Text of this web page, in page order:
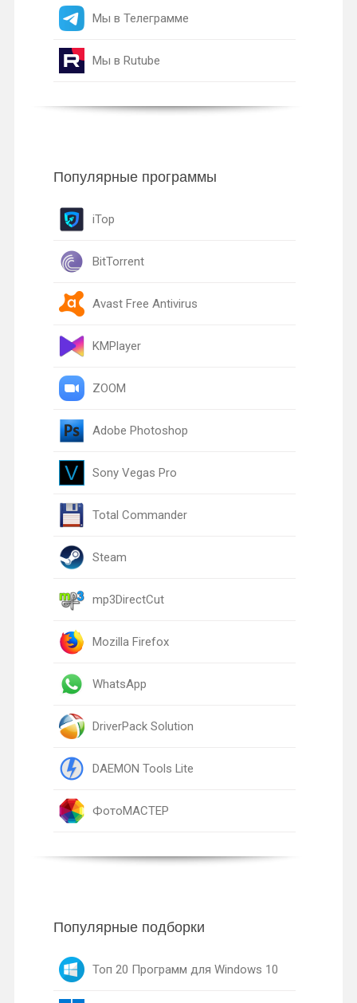
Мы в Телеграмме
Мы в Rutube
Популярные программы
iTop
BitTorrent
Avast Free Antivirus
KMPlayer
ZOOM
Adobe Photoshop
Sony Vegas Pro
Total Commander
Steam
mp3DirectCut
Mozilla Firefox
WhatsApp
DriverPack Solution
DAEMON Tools Lite
ФотоМАСТЕР
Популярные подборки
Топ 20 Программ для Windows 10